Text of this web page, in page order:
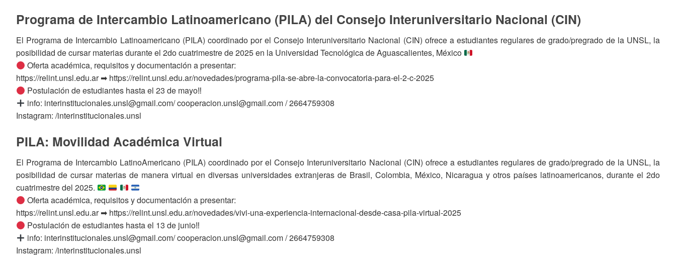
Programa de Intercambio Latinoamericano (PILA) del Consejo Interuniversitario Nacional (CIN)
El Programa de Intercambio Latinoamericano (PILA) coordinado por el Consejo Interuniversitario Nacional (CIN) ofrece a estudiantes regulares de grado/pregrado de la UNSL, la
posibilidad de cursar materias durante el 2do cuatrimestre de 2025 en la Universidad Tecnológica de Aguascalientes, México
Oferta académica, requisitos y documentación a presentar:
https://relint.unsl.edu.ar ➡ https://relint.unsl.edu.ar/novedades/programa-pila-se-abre-la-convocatoria-para-el-2-c-2025
Postulación de estudiantes hasta el 23 de mayo‼
info: interinstitucionales.unsl@gmail.com/ cooperacion.unsl@gmail.com / 2664759308
Instagram: /interinstitucionales.unsl
PILA: Movilidad Académica Virtual
El Programa de Intercambio LatinoAmericano (PILA) coordinado por el Consejo Interuniversitario Nacional (CIN) ofrece a estudiantes regulares de grado/pregrado de la UNSL, la
posibilidad de cursar materias de manera virtual en diversas universidades extranjeras de Brasil, Colombia, México, Nicaragua y otros países latinoamericanos, durante el 2do
cuatrimestre del 2025.
Oferta académica, requisitos y documentación a presentar:
https://relint.unsl.edu.ar ➡ https://relint.unsl.edu.ar/novedades/vivi-una-experiencia-internacional-desde-casa-pila-virtual-2025
Postulación de estudiantes hasta el 13 de junio‼
info: interinstitucionales.unsl@gmail.com/ cooperacion.unsl@gmail.com / 2664759308
Instagram: /interinstitucionales.unsl